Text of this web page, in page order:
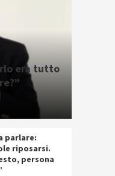
era tutto
parlare:
riposarsi.
persona